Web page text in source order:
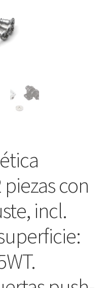
con
incl.